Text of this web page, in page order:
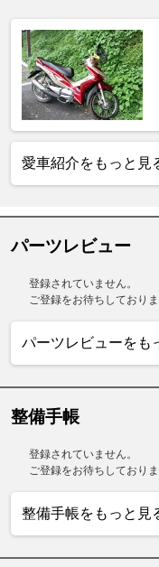
愛車紹介をもっと見
パーツレビュー
登録されていません。
ご登録をお待ちしておりま
パーツレビューをも
整備手帳
登録されていません。
ご登録をお待ちしておりま
整備手帳をもっと見